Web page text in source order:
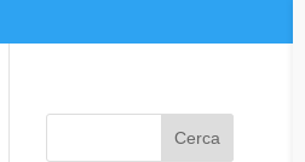
Cerca